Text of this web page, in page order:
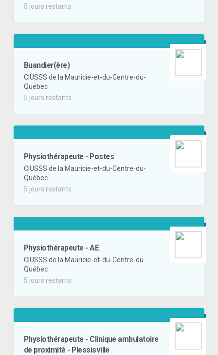
5 jours restants
Buandier(ère)
CIUSSS de la Mauricie-et-du-Centre-du-
Québec
5 jours restants
Physiothérapeute - Postes
CIUSSS de la Mauricie-et-du-Centre-du-
Québec
5 jours restants
Physiothérapeute - AE
CIUSSS de la Mauricie-et-du-Centre-du-
Québec
5 jours restants
Physiothérapeute - Clinique ambulatoire
de proximité - Plessisville